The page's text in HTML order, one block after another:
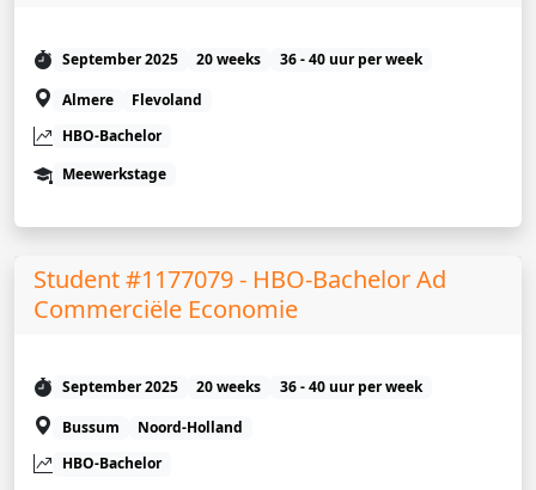
September 2025 20 weeks
36 - 40 uur per week
Almere
Flevoland
HBO-Bachelor
Meewerkstage
Student #1177079 - HBO-Bachelor Ad
Commerciële Economie
September 2025 20 weeks
36 - 40 uur per week
Bussum
Noord-Holland
HBO-Bachelor